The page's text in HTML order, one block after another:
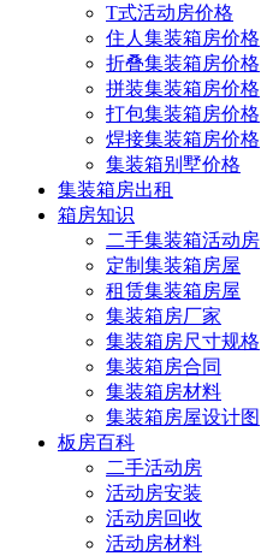
T式活动房价格
住人集装箱房价格
折叠集装箱房价格
拼装集装箱房价格
打包集装箱房价格
焊接集装箱房价格
集装箱别墅价格
集装箱房出租
箱房知识
二手集装箱活动房
定制集装箱房屋
租赁集装箱房屋
集装箱房厂家
集装箱房尺寸规格
集装箱房合同
集装箱房材料
集装箱房屋设计图
板房百科
二手活动房
活动房安装
活动房回收
活动房材料